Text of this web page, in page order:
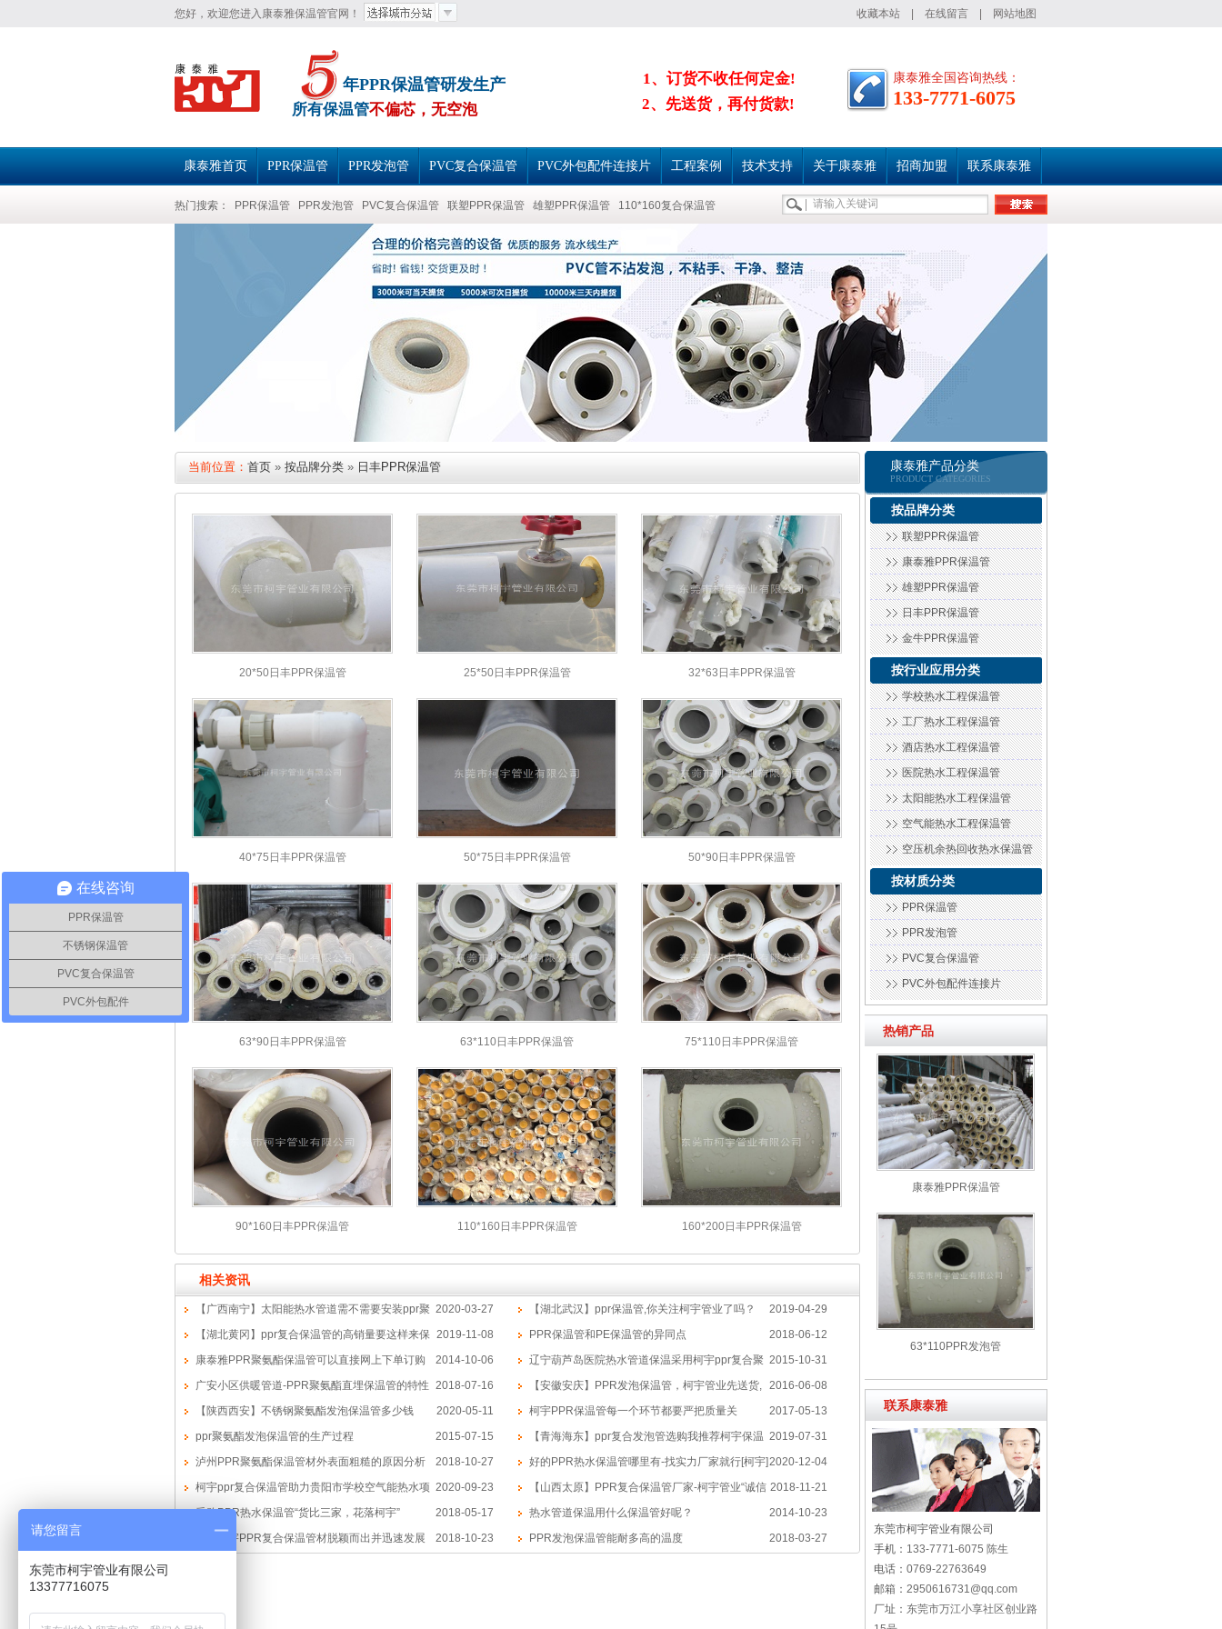
您好，欢迎您进入康泰雅保温管官网！ 收藏本站 在线留言 网站地图
年PPR保温管研发生产
所有保温管不偏芯，无空泡
1、订货不收任何定金!
2、先送货，再付货款!
康泰雅全国咨询热线：
133-7771-6075
康泰雅首页 PPR保温管 PPR发泡管 PVC复合保温管 PVC外包配件连接片 工程案例 技术支持 关于康泰雅 招商加盟 联系康泰雅
热门搜索： PPR保温管 PPR发泡管 PVC复合保温管 联塑PPR保温管 雄塑PPR保温管 110*160复合保温管
当前位置： 首页 » 按品牌分类 » 日丰PPR保温管
20*50日丰PPR保温管 25*50日丰PPR保温管 32*63日丰PPR保温管
40*75日丰PPR保温管 50*75日丰PPR保温管 50*90日丰PPR保温管
63*90日丰PPR保温管 63*110日丰PPR保温管 75*110日丰PPR保温管
90*160日丰PPR保温管 110*160日丰PPR保温管 160*200日丰PPR保温管
相关资讯
2020-03-27
【广西南宁】太阳能热水管道需不需要安装ppr聚
氨酯保温管?
2019-04-29
【湖北武汉】ppr保温管,你关注柯宇管业了吗？
2019-11-08
【湖北黄冈】ppr复合保温管的高销量要这样来保
护
2018-06-12
PPR保温管和PE保温管的异同点
2014-10-06
康泰雅PPR聚氨酯保温管可以直接网上下单订购
啦
2015-10-31
辽宁葫芦岛医院热水管道保温采用柯宇ppr复合聚
氨酯保温管
2018-07-16
广安小区供暖管道-PPR聚氨酯直埋保温管的特性 2016-06-08
【安徽安庆】PPR发泡保温管，柯宇管业先送货,
后付款
2020-05-11
【陕西西安】不锈钢聚氨酯发泡保温管多少钱 2017-05-13
柯宇PPR保温管每一个环节都要严把质量关
2015-07-15
ppr聚氨酯发泡保温管的生产过程 2019-07-31
【青海海东】ppr复合发泡管选购我推荐柯宇保温
管厂家
2018-10-27
泸州PPR聚氨酯保温管材外表面粗糙的原因分析 2020-12-04
好的PPR热水保温管哪里有-找实力厂家就行[柯宇]
2020-09-23
柯宇ppr复合保温管助力贵阳市学校空气能热水项
目，保温节能还省钱！
2018-11-21
【山西太原】PPR复合保温管厂家-柯宇管业“诚信
天下”
2018-05-17
采购PPR热水保温管“货比三家，花落柯宇” 2014-10-23
热水管道保温用什么保温管好呢？
2018-10-23
东莞柯宇PPR复合保温管材脱颖而出并迅速发展 2018-03-27
PPR发泡保温管能耐多高的温度
康泰雅产品分类
PRODUCT CATEGORIES
按品牌分类
联塑PPR保温管
康泰雅PPR保温管
雄塑PPR保温管
日丰PPR保温管
金牛PPR保温管
按行业应用分类
学校热水工程保温管
工厂热水工程保温管
酒店热水工程保温管
医院热水工程保温管
太阳能热水工程保温管
空气能热水工程保温管
空压机余热回收热水保温管
按材质分类
PPR保温管
PPR发泡管
PVC复合保温管
PVC外包配件连接片
热销产品
康泰雅PPR保温管
63*110PPR发泡管
联系康泰雅
东莞市柯宇管业有限公司
手机： 133-7771-6075 陈生
电话： 0769-22763649
邮箱： 2950616731@qq.com
厂址： 东莞市万江小享社区创业路
在线咨询
PPR保温管
不锈钢保温管
PVC复合保温管
PVC外包配件
请您留言
东莞市柯宇管业有限公司
13377716075